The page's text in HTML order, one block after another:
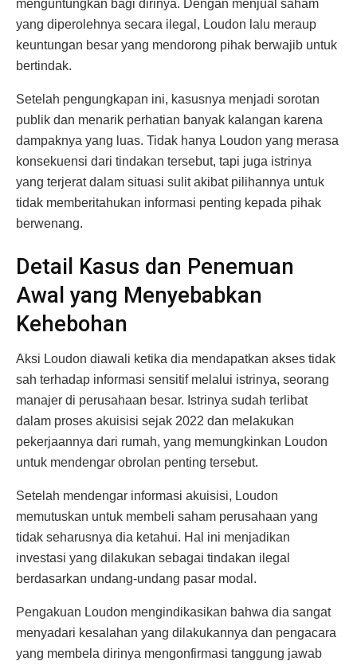
menguntungkan bagi dirinya. Dengan menjual saham
yang diperolehnya secara ilegal, Loudon lalu meraup
keuntungan besar yang mendorong pihak berwajib untuk
bertindak.
Setelah pengungkapan ini, kasusnya menjadi sorotan
publik dan menarik perhatian banyak kalangan karena
dampaknya yang luas. Tidak hanya Loudon yang merasa
konsekuensi dari tindakan tersebut, tapi juga istrinya
yang terjerat dalam situasi sulit akibat pilihannya untuk
tidak memberitahukan informasi penting kepada pihak
berwenang.
Detail Kasus dan Penemuan
Awal yang Menyebabkan
Kehebohan
Aksi Loudon diawali ketika dia mendapatkan akses tidak
sah terhadap informasi sensitif melalui istrinya, seorang
manajer di perusahaan besar. Istrinya sudah terlibat
dalam proses akuisisi sejak 2022 dan melakukan
pekerjaannya dari rumah, yang memungkinkan Loudon
untuk mendengar obrolan penting tersebut.
Setelah mendengar informasi akuisisi, Loudon
memutuskan untuk membeli saham perusahaan yang
tidak seharusnya dia ketahui. Hal ini menjadikan
investasi yang dilakukan sebagai tindakan ilegal
berdasarkan undang-undang pasar modal.
Pengakuan Loudon mengindikasikan bahwa dia sangat
menyadari kesalahan yang dilakukannya dan pengacara
yang membela dirinya mengonfirmasi tanggung jawab